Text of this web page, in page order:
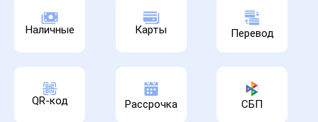
Наличные Карты Перевод
QR-код Рассрочка СБП